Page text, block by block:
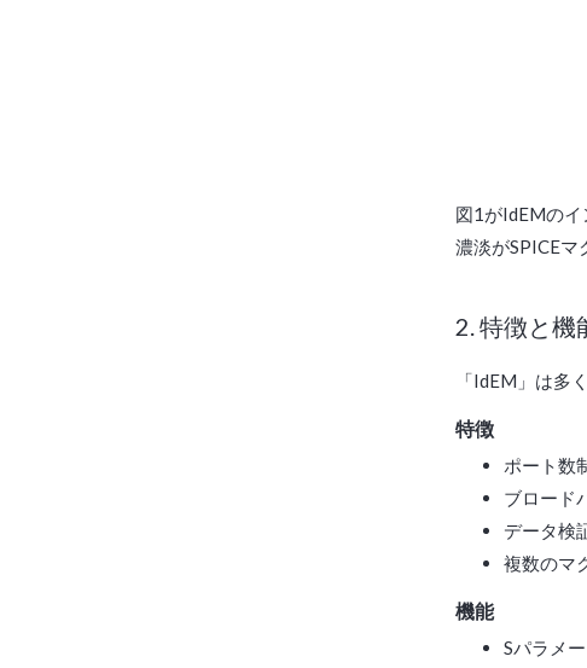
図1がIdEMの
濃淡がSPICEマ
2. 特徴と機
「IdEM」は多
特徴
ポート数
ブロード
データ検
複数のマ
機能
Sパラメ